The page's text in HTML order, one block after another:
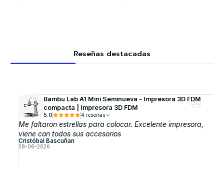
Reseñas destacadas
Bambu Lab A1 Mini Seminueva - Impresora 3D FDM
compacta | Impresora 3D FDM
5.0 4 reseñas
Me faltaron estrellas para colocar. Excelente impresora,
viene con todos sus accesorios
Cristóbal Bascuñan
28-06-2026